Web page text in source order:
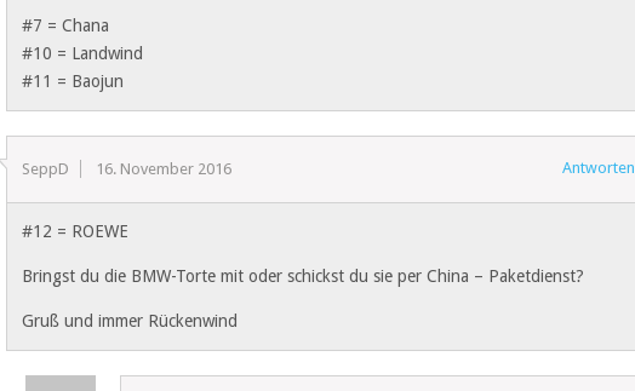
#7 = Chana
#10 = Landwind
#11 = Baojun
SeppD 16. November 2016 Antworten
#12 = ROEWE
Bringst du die BMW-Torte mit oder schickst du sie per China – Paketdienst?
Gruß und immer Rückenwind